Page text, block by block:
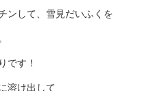
ンして、雪見だいふくを
です！
溶け出して